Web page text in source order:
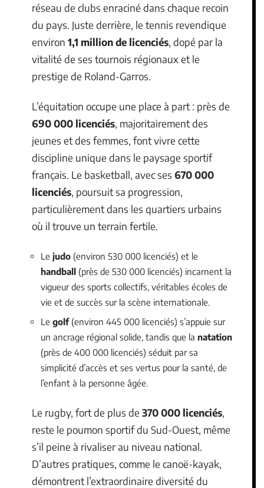
réseau de clubs enraciné dans chaque recoin
du pays. Juste derrière, le tennis revendique
environ 1,1 million de licenciés, dopé par la
vitalité de ses tournois régionaux et le
prestige de Roland-Garros.
L’équitation occupe une place à part : près de
690 000 licenciés, majoritairement des
jeunes et des femmes, font vivre cette
discipline unique dans le paysage sportif
français. Le basketball, avec ses 670 000
licenciés, poursuit sa progression,
particulièrement dans les quartiers urbains
où il trouve un terrain fertile.
Le judo (environ 530 000 licenciés) et le
handball (près de 530 000 licenciés) incarnent la
vigueur des sports collectifs, véritables écoles de
vie et de succès sur la scène internationale.
Le golf(environ 445 000 licenciés) s’appuie sur
un ancrage régional solide, tandis que la natation
(près de 400 000 licenciés) séduit par sa
simplicité d’accès et ses vertus pour la santé, de
l’enfant à la personne âgée.
Le rugby, fort de plus de 370 000 licenciés,
reste le poumon sportif du Sud-Ouest, même
s’il peine à rivaliser au niveau national.
D’autres pratiques, comme le canoë-kayak,
démontrent l’extraordinaire diversité du